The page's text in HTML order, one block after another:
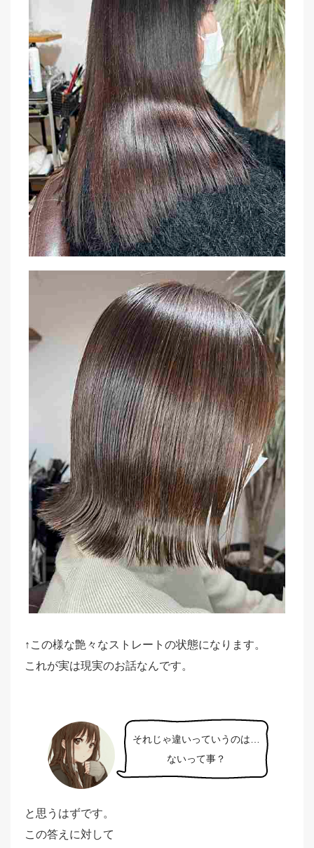
↑この様な艶々なストレートの状態になります。
これが実は現実のお話なんです。
それじゃ違いっていうのは…
ないって事？
と思うはずです。
この答えに対して